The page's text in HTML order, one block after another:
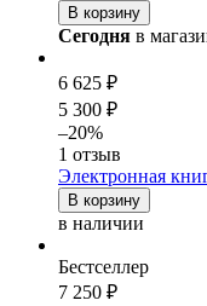
В корзину
Сегодня в
6 625 ₽
5 300 ₽
–20%
1 отзыв
Электронная
В корзину
в наличии
Бестселлер
7 250 ₽